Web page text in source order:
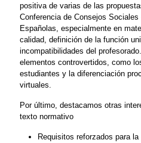
positiva de varias de las
Conferencia de Consejos
Españolas, especialmente en
calidad, definición de la función
incompatibilidades del
elementos controvertidos, como
estudiantes y la diferenciación
virtuales.
Por último, destacamos otras
texto normativo
Requisitos reforzados para